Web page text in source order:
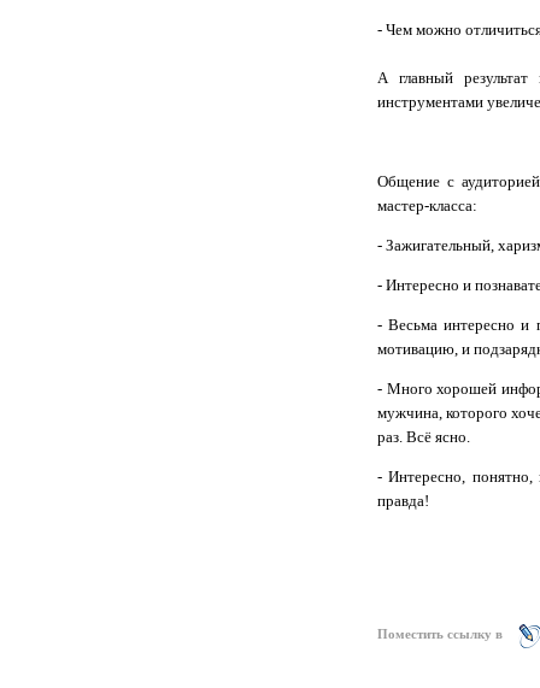
- Чем можно
А главный
инструментами
Общение с
мастер-класса:
- Зажигательный,
- Интересно и
- Весьма интересно и
мотивацию, и
- Много хорошей
мужчина, которого
раз. Всё ясно.
- Интересно,
правда!
Поместить ссылку в